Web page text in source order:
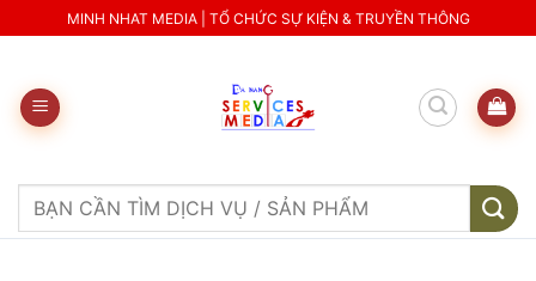
to
MINH NHAT MEDIA | TỔ CHỨC SỰ KIỆN & TRUYỀN THÔNG
Search